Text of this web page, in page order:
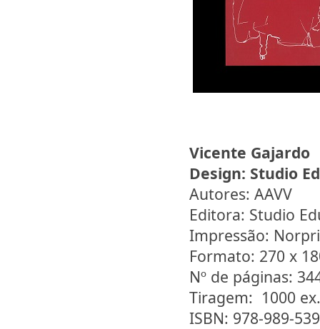
Vicente Gajardo
Design: Studio
Autores: AAVV
Editora: Studio
Impressão:
Formato: 270 x
Nº de páginas:
Tiragem: 1000 ex.
ISBN: 978-989-